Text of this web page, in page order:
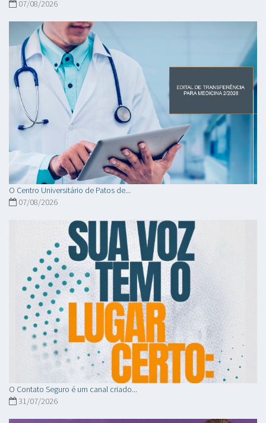
07/08/2026
O Centro Universitário de Patos de...
07/08/2026
O Contato Seguro é um canal criado...
31/07/2026